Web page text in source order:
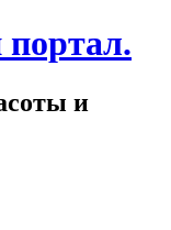
и